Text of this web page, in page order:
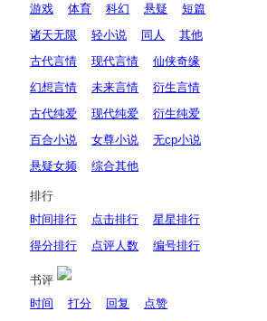
游戏
体育 科幻 悬疑
短篇
诸天无限
轻小说 同人
其他
古代言情
现代言情
仙侠奇缘
幻想言情
未来言情
衍生言情
古代纯爱
现代纯爱
衍生纯爱
百合小说
女尊小说
无cp小说
悬疑女频
综合其他
排行
时间排行
点击排行
星星排行
得分排行
点评人数 编号排行
书评
时间
打分 回复
点赞